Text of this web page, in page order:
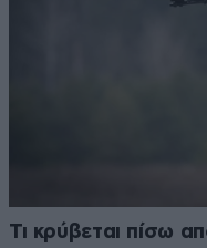
Τι κρύβεται πίσω